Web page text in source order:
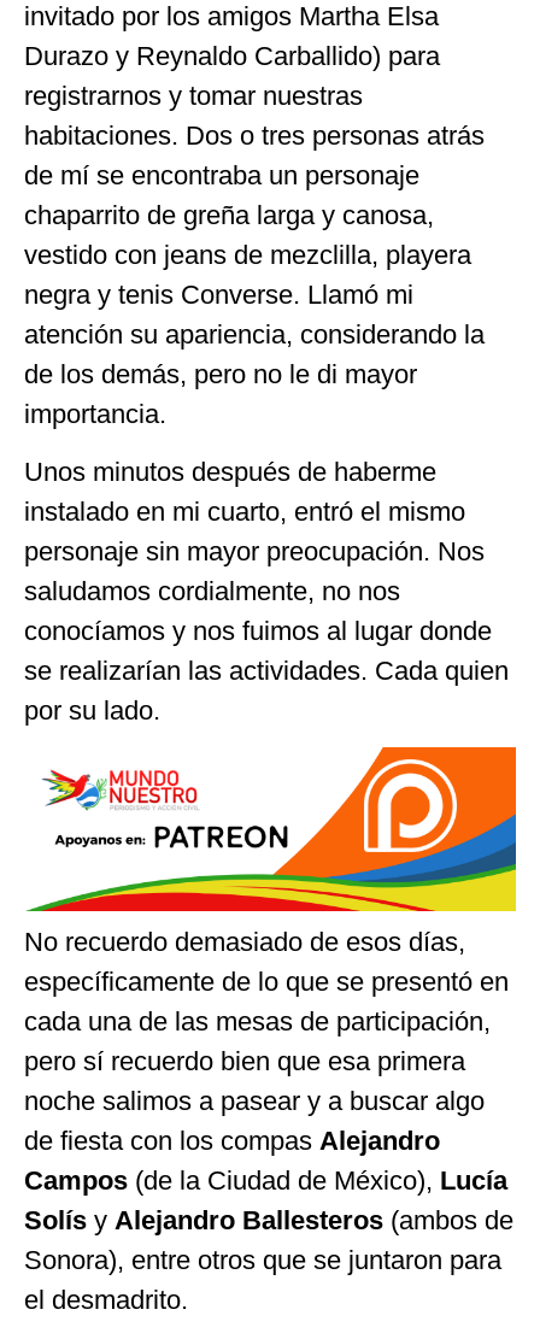
invitado por los amigos Martha Elsa
Durazo y Reynaldo Carballido) para
registrarnos y tomar nuestras
habitaciones. Dos o tres personas atrás
de mí se encontraba un personaje
chaparrito de greña larga y canosa,
vestido con jeans de mezclilla, playera
negra y tenis Converse. Llamó mi
atención su apariencia, considerando la
de los demás, pero no le di mayor
importancia.
Unos minutos después de haberme
instalado en mi cuarto, entró el mismo
personaje sin mayor preocupación. Nos
saludamos cordialmente, no nos
conocíamos y nos fuimos al lugar donde
se realizarían las actividades. Cada quien
por su lado.
No recuerdo demasiado de esos días,
específicamente de lo que se presentó en
cada una de las mesas de participación,
pero sí recuerdo bien que esa primera
noche salimos a pasear y a buscar algo
de fiesta con los compas Alejandro
Campos (de la Ciudad de México), Lucía
Solís y Alejandro Ballesteros (ambos de
Sonora), entre otros que se juntaron para
el desmadrito.